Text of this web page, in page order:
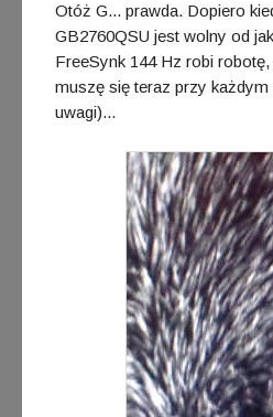
Otóż G... prawda. Dopiero
GB2760QSU jest wolny od
FreeSynk 144 Hz robi
muszę się teraz przy każdym
uwagi)...